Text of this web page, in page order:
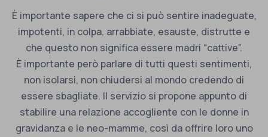
È importante sapere che ci si può sentire inadeguate,
impotenti, in colpa, arrabbiate, esauste, distrutte e
che questo non significa essere madri “cattive”.
È importante però parlare di tutti questi sentimenti,
non isolarsi, non chiudersi al mondo credendo di
essere sbagliate. Il servizio si propone appunto di
stabilire una relazione accogliente con le donne in
gravidanza e le neo-mamme, così da offrire loro uno